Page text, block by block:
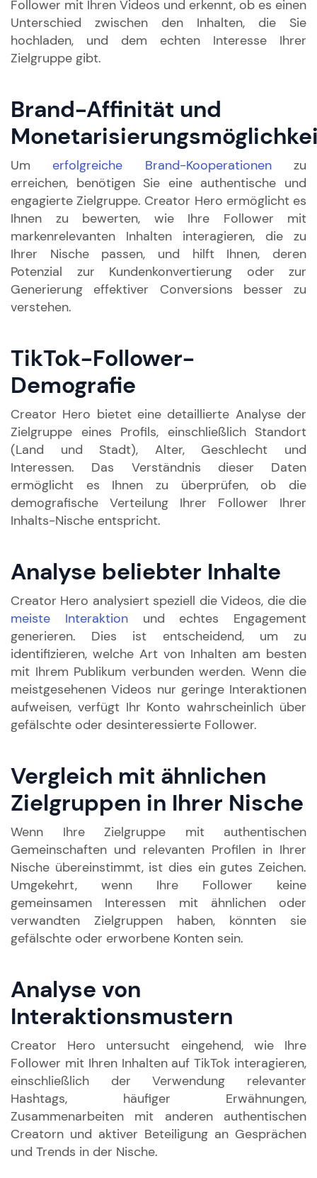
Follower mit Ihren Videos und erkennt, ob es einen
Unterschied zwischen den Inhalten, die Sie
hochladen, und dem echten Interesse Ihrer
Zielgruppe gibt.
Brand-Affinität und
Um erfolgreiche Brand-Kooperationenzu
erreichen, benötigen Sie eine authentische und
engagierte Zielgruppe. Creator Hero ermöglicht es
Ihnen zu bewerten, wie Ihre Follower mit
markenrelevanten Inhalten interagieren, die zu
Ihrer Nische passen, und hilft Ihnen, deren
Potenzial zur Kundenkonvertierung oder zur
Generierung effektiver Conversions besser zu
verstehen.
TikTok-Follower-
Demografie
Creator Hero bietet eine detaillierte Analyse der
Zielgruppe eines Profils, einschließlich Standort
(Land und Stadt), Alter, Geschlecht und
Interessen. Das Verständnis dieser Daten
ermöglicht es Ihnen zu überprüfen, ob die
demografische Verteilung Ihrer Follower Ihrer
Inhalts-Nische entspricht.
Analyse beliebter Inhalte
Creator Hero analysiert speziell die Videos, die die
meiste Interaktionund echtes Engagement
generieren. Dies ist entscheidend, um zu
identifizieren, welche Art von Inhalten am besten
mit Ihrem Publikum verbunden werden. Wenn die
meistgesehenen Videos nur geringe Interaktionen
aufweisen, verfügt Ihr Konto wahrscheinlich über
gefälschte oder desinteressierte Follower.
Vergleich mit ähnlichen
Zielgruppen in Ihrer Nische
Wenn Ihre Zielgruppe mit authentischen
Gemeinschaften und relevanten Profilen in Ihrer
Nische übereinstimmt, ist dies ein gutes Zeichen.
Umgekehrt, wenn Ihre Follower keine
gemeinsamen Interessen mit ähnlichen oder
verwandten Zielgruppen haben, könnten sie
gefälschte oder erworbene Konten sein.
Analyse von
Interaktionsmustern
Creator Hero untersucht eingehend, wie Ihre
Follower mit Ihren Inhalten auf TikTok interagieren,
einschließlich der Verwendung relevanter
Hashtags, häufiger Erwähnungen,
Zusammenarbeiten mit anderen authentischen
Creatorn und aktiver Beteiligung an Gesprächen
und Trends in der Nische.